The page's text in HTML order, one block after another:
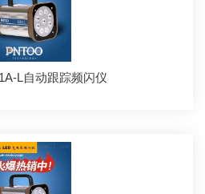
L自动跟踪频闪仪